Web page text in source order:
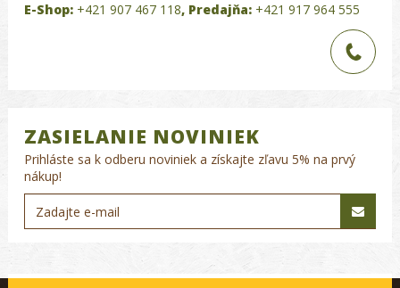
E-Shop: +421 907 467 118, Predajňa: +421 917 964 555
ZASIELANIE NOVINIEK
Prihláste sa k odberu noviniek a získajte zľavu 5% na prvý
nákup!